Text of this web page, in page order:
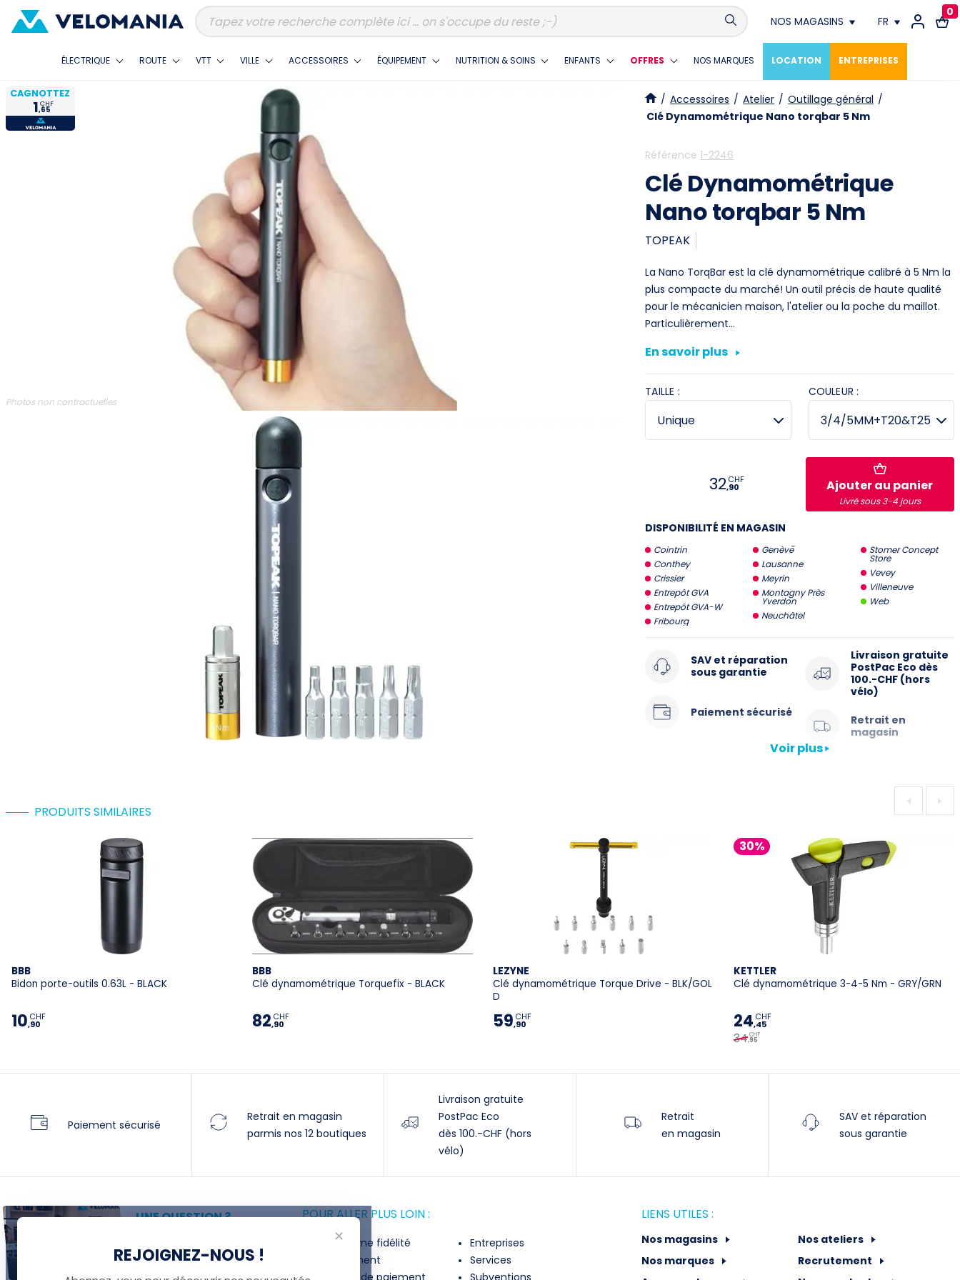
NOS MAGASINS
Conthey
Crissier
Lausanne
Neuchâtel
Vevey
Yverdon
Stromer Concept Store
FR
FR
DE
0
ÉLECTRIQUE ROUTE VTT VILLE ACCESSOIRES ÉQUIPEMENT NUTRITION & SOINS ENFANTS OFFRES NOS MARQUES LOCATION ENTREPRISES
CAGNOTTEZ
1,65
CHF
Photos non contractuelles
Voir plus
/ Accessoires / Atelier / Outillage général /
Clé Dynamométrique Nano torqbar 5 Nm
Référence 1-2246
Clé Dynamométrique
Nano torqbar 5 Nm
TOPEAK
La Nano TorqBar est la clé dynamométrique calibré à 5 Nm la
plus compacte du marché! Un outil précis de haute qualité
pour le mécanicien maison, l'atelier ou la poche du maillot.
Particulièrement…
En savoir plus
TAILLE : COULEUR :
32,90
CHF Ajouter au panier
Livré sous 3-4 jours
DISPONIBILITÉ EN MAGASIN
Cointrin
Conthey
Crissier
Entrepôt GVA
Entrepôt GVA-W
Fribourg
Genève
Lausanne
Meyrin
Montagny Près
Yverdon
Neuchâtel
Stomer Concept
Store
Vevey
Villeneuve
Web
SAV et réparation
sous garantie
Paiement sécurisé
Livraison gratuite
PostPac Eco dès
100.-CHF (hors
vélo)
Retrait en
magasin
Description Clé Dynamométrique Nano
La Nano TorqBar est la clé dynamométrique calibré à 5 Nm
la plus compacte du marché! Un outil précis de haute
qualité pour le mécanicien maison, l'atelier ou la poche du
Particulièrement adapté aux cadres carbone high-tech, aux
composants et aux dérailleurs électroniques.
Caractéristiques
Route
Année
PRODUITS SIMILAIRES
BBB
Bidon porte-outils 0.63L - BLACK
10,90
CHF
BBB
Clé dynamométrique Torquefix - BLACK
82,90
CHF
LEZYNE
Clé dynamométrique Torque Drive - BLK/GOL
D
59,90
CHF
30%
KETTLER
Clé dynamométrique 3-4-5 Nm - GRY/GRN
24,45
CHF
34,95
CHF
Paiement sécurisé
Retrait en magasin
parmis nos 12 boutiques
Livraison gratuite
PostPac Eco
dès 100.-CHF (hors
vélo)
Retrait
en magasin
SAV et réparation
sous garantie
UNE QUESTION ?
Thomas est là pour vous !
POUR ALLER PLUS LOIN :
Programme fidélité
Entreprises
Financement
Services
Flexibilité de paiement
Subventions
LIENS UTILES :
Nos magasins
Nos ateliers
Nos marques
Recrutement
✕
REJOIGNEZ-NOUS !